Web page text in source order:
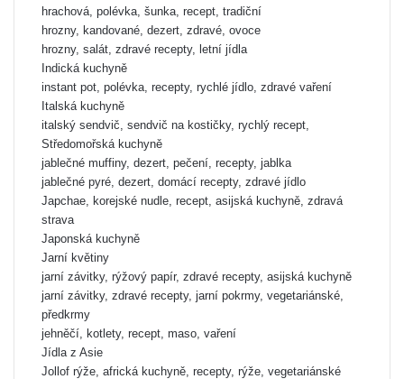
hrachová, polévka, šunka, recept, tradiční
hrozny, kandované, dezert, zdravé, ovoce
hrozny, salát, zdravé recepty, letní jídla
Indická kuchyně
instant pot, polévka, recepty, rychlé jídlo, zdravé vaření
Italská kuchyně
italský sendvič, sendvič na kostičky, rychlý recept,
Středomořská kuchyně
jablečné muffiny, dezert, pečení, recepty, jablka
jablečné pyré, dezert, domácí recepty, zdravé jídlo
Japchae, korejské nudle, recept, asijská kuchyně, zdravá
strava
Japonská kuchyně
Jarní květiny
jarní závitky, rýžový papír, zdravé recepty, asijská kuchyně
jarní závitky, zdravé recepty, jarní pokrmy, vegetariánské,
předkrmy
jehněčí, kotlety, recept, maso, vaření
Jídla z Asie
Jollof rýže, africká kuchyně, recepty, rýže, vegetariánské